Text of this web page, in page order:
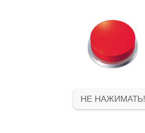
НЕ НАЖИМАТЬ!